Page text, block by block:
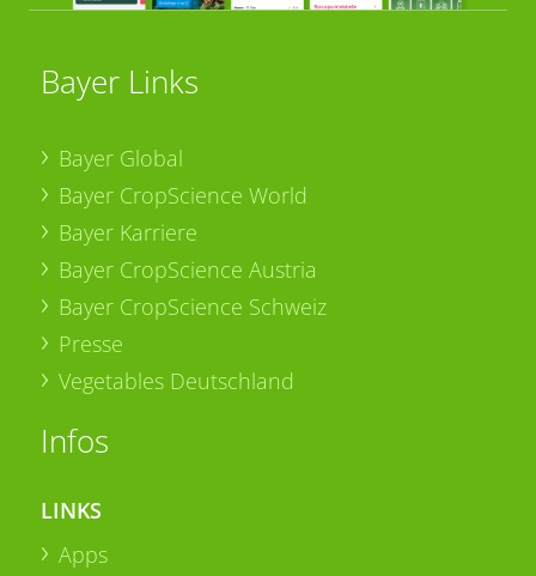
Bayer Links
Bayer Global
Bayer CropScience World
Bayer Karriere
Bayer CropScience Austria
Bayer CropScience Schweiz
Presse
Vegetables Deutschland
Infos
LINKS
Apps